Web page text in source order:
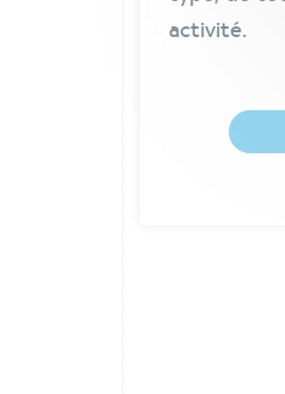
activité.